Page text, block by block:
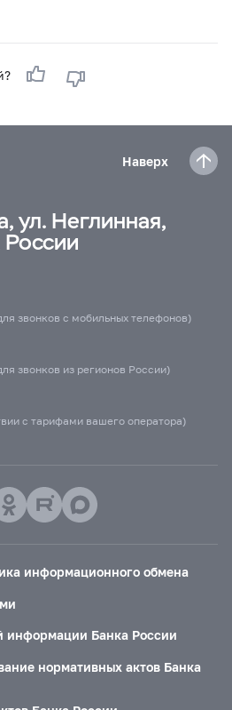
Наверх
ул. Неглинная,
России
звонков с мобильных телефонов)
звонков из регионов России)
с тарифами вашего оператора)
информационного обмена
информации Банка России
нормативных актов Банка